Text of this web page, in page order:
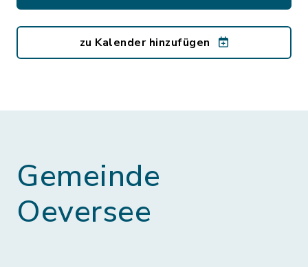
zu Kalender hinzufügen
Gemeinde
Oeversee